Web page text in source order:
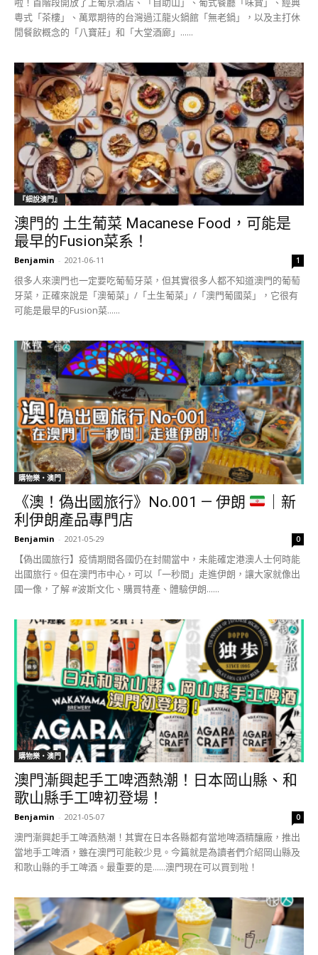
粵式「茶樓」、萬眾期待的台灣過江龍火鍋館「無老鍋」，以及主打休
閒餐飲概念的「八寶莊」和「大堂酒廊」......
『細說澳門』
澳門的 土生葡菜 Macanese Food，可能是
最早的Fusion菜系！
Benjamin - 2021-06-11 1
很多人來澳門也一定要吃葡萄牙菜，但其實很多人都不知道澳門的葡萄
牙菜，正確來說是「澳葡菜」/「土生葡菜」/「澳門葡國菜」，它很有
可能是最早的Fusion菜......
購物樂‧澳門
《澳！偽出國旅行》No.001 — 伊朗
｜新
利伊朗產品專門店
Benjamin - 2021-05-29 0
【偽出國旅行】疫情期間各國仍在封關當中，未能確定港澳人士何時能
出國旅行。但在澳門市中心，可以「一秒間」走進伊朗，讓大家就像出
國一像，了解 #波斯文化、購買特產、體驗伊朗......
購物樂‧澳門
澳門漸興起手工啤酒熱潮！日本岡山縣、和
歌山縣手工啤初登場！
Benjamin - 2021-05-07 0
澳門漸興起手工啤酒熱潮！其實在日本各縣都有當地啤酒精釀廠，推出
當地手工啤酒，雖在澳門可能較少見。今篇就是為讀者們介紹岡山縣及
和歌山縣的手工啤酒。最重要的是......澳門現在可以買到啦！